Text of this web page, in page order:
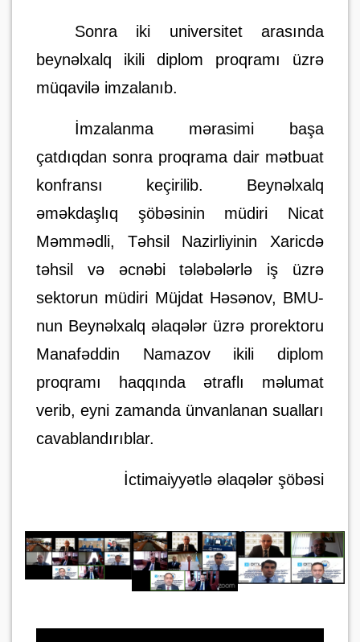
Sonra iki universitet arasında
beynəlxalq ikili diplom proqramı üzrə
müqavilə imzalanıb.
İmzalanma mərasimi başa
çatdıqdan sonra proqrama dair mətbuat
konfransı keçirilib. Beynəlxalq
əməkdaşlıq şöbəsinin müdiri Nicat
Məmmədli, Təhsil Nazirliyinin Xaricdə
təhsil və əcnəbi tələbələrlə iş üzrə
sektorun müdiri Müjdat Həsənov, BMU-
nun Beynəlxalq əlaqələr üzrə prorektoru
Manafəddin Namazov ikili diplom
proqramı haqqında ətraflı məlumat
verib, eyni zamanda ünvanlanan sualları
cavablandırıblar.
İctimaiyyətlə əlaqələr şöbəsi